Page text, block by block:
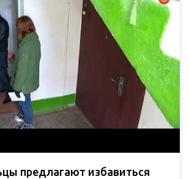
предлагают избавиться